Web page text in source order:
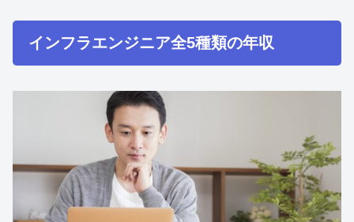
インフラエンジニア全5種類の年収